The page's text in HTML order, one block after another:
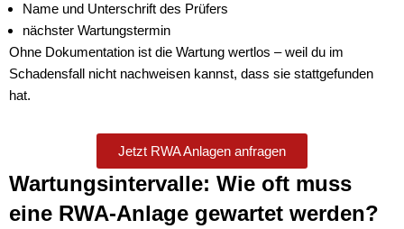
Name und Unterschrift des Prüfers
nächster Wartungstermin
Ohne Dokumentation ist die Wartung wertlos – weil du im
Schadensfall nicht nachweisen kannst, dass sie stattgefunden
hat.
Jetzt RWA Anlagen anfragen
Wartungsintervalle: Wie oft muss
eine RWA-Anlage gewartet werden?